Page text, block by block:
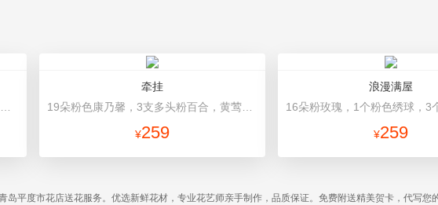
牵挂
¥259
浪漫满屋
¥259
岛平度市花店送花服务。优选新鲜花材，专业花艺师亲手制作，品质保证。免费附送精美贺卡，代写